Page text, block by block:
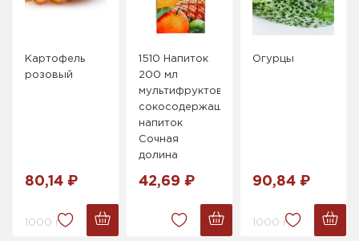
Картофель
розовый
80,14 ₽
1000 г.
1510 Напиток
200 мл
мультифруктовый
сокосодержащий
напиток
Сочная
долина
42,69 ₽
Огурцы
90,84 ₽
1000 г.